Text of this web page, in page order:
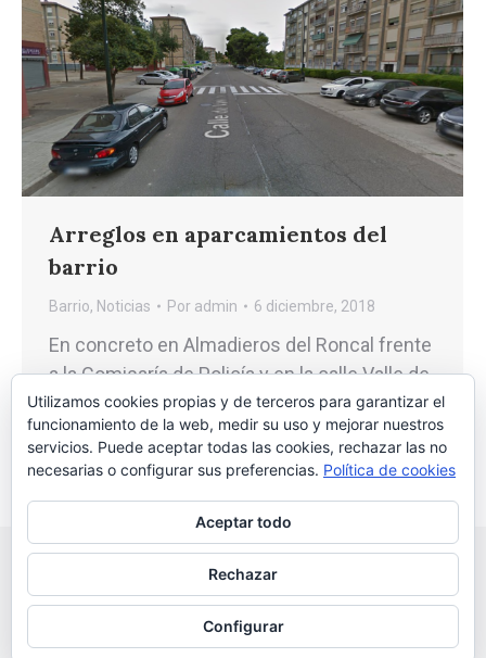
Arreglos en aparcamientos del
barrio
Barrio, Noticias Por admin 6 diciembre, 2018
En concreto en Almadieros del Roncal frente
a la Comisaría de Policía y en la calle Valle de
Oza próximo al colegio Eugenio López.
2026 © Asociación Vecinal Tío Jorge - Arrabal |Aviso legal
Utilizamos cookies propias y de terceros para garantizar el
funcionamiento de la web, medir su uso y mejorar nuestros
servicios. Puede aceptar todas las cookies, rechazar las no
necesarias o configurar sus preferencias. Política de cookies
Aceptar todo
Rechazar
Configurar